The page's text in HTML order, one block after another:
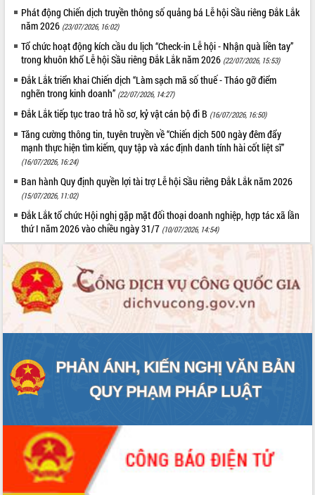
Phát động Chiến dịch truyền thông số quảng bá Lễ hội Sầu riêng Đắk Lắk
năm 2026 (23/07/2026, 16:02)
Tổ chức hoạt động kích cầu du lịch “Check-in Lễ hội - Nhận quà liền tay”
trong khuôn khổ Lễ hội Sầu riêng Đắk Lắk năm 2026 (22/07/2026, 15:53)
Đắk Lắk triển khai Chiến dịch “Làm sạch mã số thuế - Tháo gỡ điểm
nghẽn trong kinh doanh” (22/07/2026, 14:27)
Đắk Lắk tiếp tục trao trả hồ sơ, kỷ vật cán bộ đi B (16/07/2026, 16:50)
Tăng cường thông tin, tuyên truyền về “Chiến dịch 500 ngày đêm đẩy
mạnh thực hiện tìm kiếm, quy tập và xác định danh tính hài cốt liệt sĩ”
(16/07/2026, 16:24)
Ban hành Quy định quyền lợi tài trợ Lễ hội Sầu riêng Đắk Lắk năm 2026
(15/07/2026, 11:02)
Đắk Lắk tổ chức Hội nghị gặp mặt đối thoại doanh nghiệp, hợp tác xã lần
thứ I năm 2026 vào chiều ngày 31/7 (10/07/2026, 14:54)